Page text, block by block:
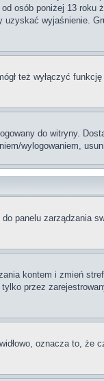
osób poniżej 13
wyjaśnienie.
też wyłączyć
do witryny.
wylogowaniem,
panelu zarządzania
kontem i zmień
przez
oznacza to, że